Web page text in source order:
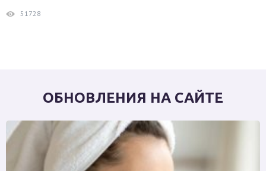
51728
ОБНОВЛЕНИЯ НА САЙТЕ